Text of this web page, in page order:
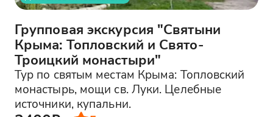
Групповая экскурсия "Святыни
Крыма: Топловский и Свято-
Троицкий монастыри"
Тур по святым местам Крыма: Топловский
монастырь, мощи св. Луки. Целебные
источники, купальни.